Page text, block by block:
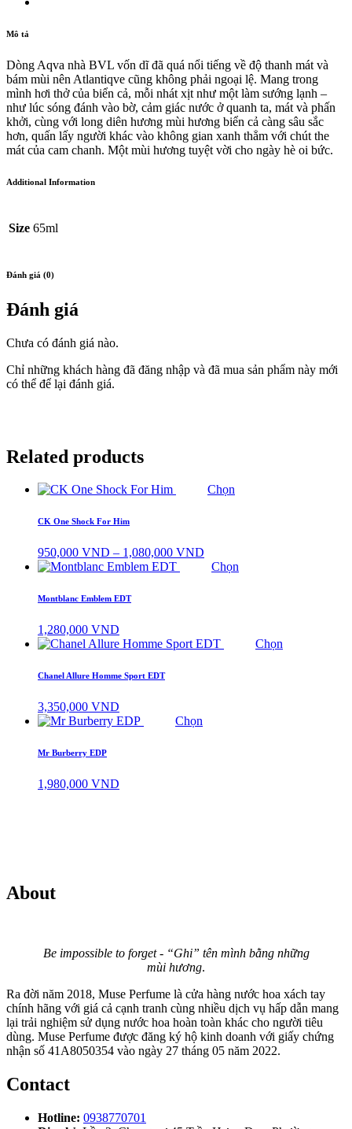
Mô tả
Dòng Aqva nhà BVL vốn dĩ đã quá nổi tiếng về độ thanh mát và
bám mùi nên Atlantiqve cũng không phải ngoại lệ. Mang trong
mình hơi thở của biển cả, mỗi nhát xịt như một làm sướng lạnh –
như lúc sóng đánh vào bờ, cảm giác nước ở quanh ta, mát và phấn
khởi, cùng với long diên hương mùi hương biển cả càng sâu sắc
hơn, quấn lấy người khác vào không gian xanh thẳm với chút the
mát của cam chanh. Một mùi hương tuyệt vời cho ngày hè oi bức.
Additional Information
Size 65ml
Đánh giá (0)
Đánh giá
Chưa có đánh giá nào.
Chỉ những khách hàng đã đăng nhập và đã mua sản phẩm này mới
có thể để lại đánh giá.
Related products
Chọn
CK One Shock For Him
950,000 VND – 1,080,000 VND
giá:
Chọn
Montblanc Emblem EDT
1,280,000 VND
Chọn
Chanel Allure Homme Sport EDT
3,350,000 VND
Chọn
Mr Burberry EDP
1,980,000 VND
About
Be impossible to forget - “Ghi” tên mình bằng những
mùi hương.
Ra đời năm 2018, Muse Perfume là cửa hàng nước hoa xách tay
chính hãng với giá cả cạnh tranh cùng nhiều dịch vụ hấp dẫn mang
lại trải nghiệm sử dụng nước hoa hoàn toàn khác cho người tiêu
dùng. Muse Perfume được đăng ký hộ kinh doanh với giấy chứng
nhận số 41A8050354 vào ngày 27 tháng 05 năm 2022.
Contact
Hotline: 0938770701